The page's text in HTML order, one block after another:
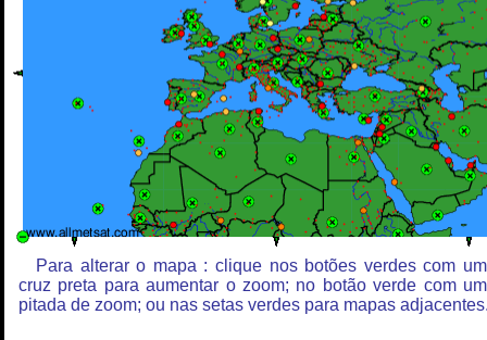
Para alterar o mapa : clique nos botões verdes com
cruz preta para aumentar o zoom; no botão verde com
pitada de zoom; ou nas setas verdes para mapas